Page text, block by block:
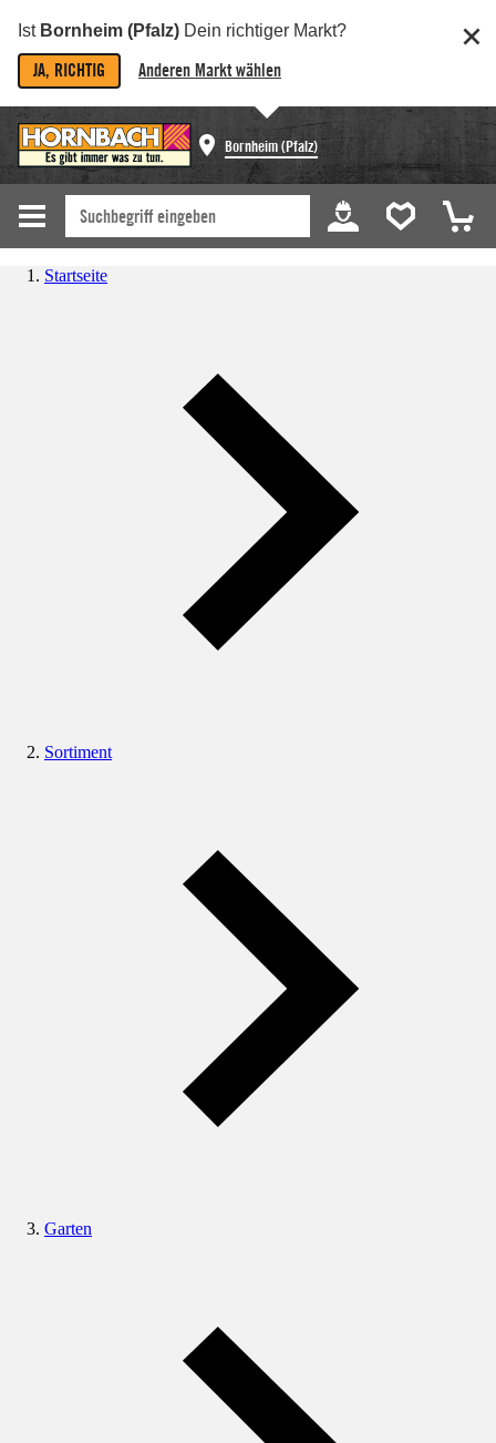
Ist Bornheim (Pfalz) Dein richtiger Markt?
JA, RICHTIG Anderen Markt wählen
Bornheim (Pfalz)
Startseite
Sortiment
Garten